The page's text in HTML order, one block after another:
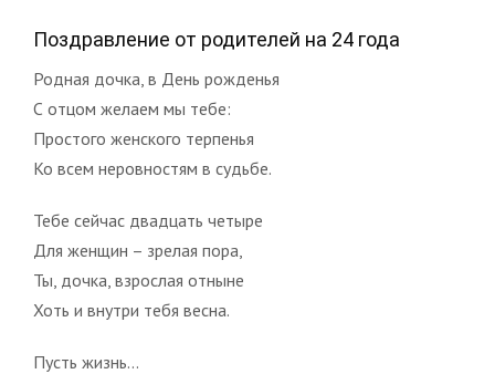
Поздравление от родителей на 24 года
Родная дочка, в День рожденья
С отцом желаем мы тебе:
Простого женского терпенья
Ко всем неровностям в судьбе.
Тебе сейчас двадцать четыре
Для женщин – зрелая пора,
Ты, дочка, взрослая отныне
Хоть и внутри тебя весна.
Пусть жизнь...